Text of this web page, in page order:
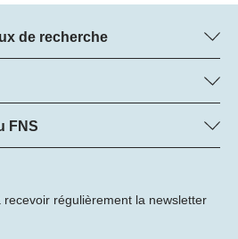
de recherche
sur tous les Programmes
:
FNS
complètes sur les projets de
par le FNS.
régulièrement la newsletter